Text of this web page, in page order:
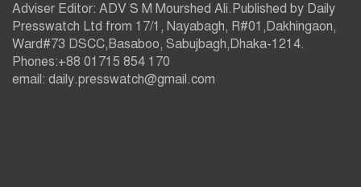
Adviser Editor: ADV S M Mourshed Ali.Published by Daily
Presswatch Ltd from 17/1, Nayabagh, R#01,Dakhingaon,
Ward#73 DSCC,Basaboo, Sabujbagh,Dhaka-1214.
Phones:+88 01715 854 170
email: daily.presswatch@gmail.com